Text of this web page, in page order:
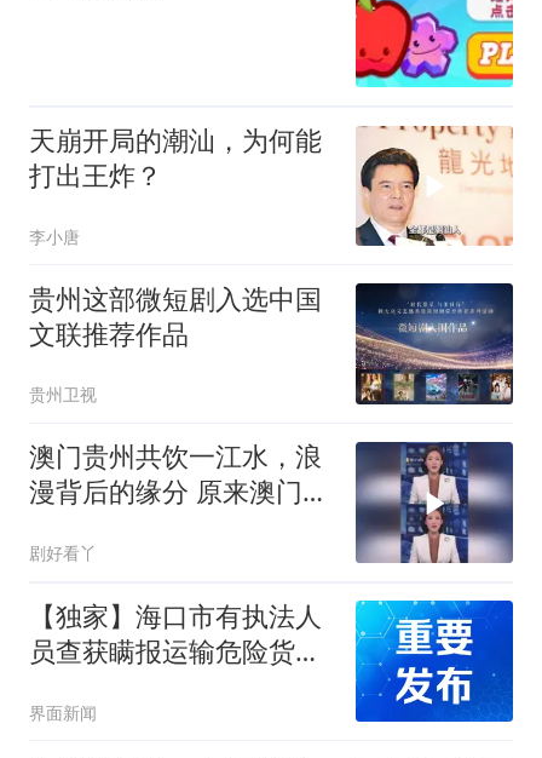
天崩开局的潮汕，为何能
打出王炸？
李小唐
贵州这部微短剧入选中国
文联推荐作品
贵州卫视
澳门贵州共饮一江水，浪
漫背后的缘分 原来澳门帮
漫！
剧好看丫
【独家】海口市有执法人
员查获瞒报运输危险货物
成立联合调查组
界面新闻